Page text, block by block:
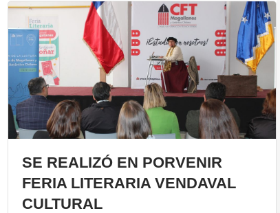
SE REALIZÓ EN PORVENIR
FERIA LITERARIA VENDAVAL
CULTURAL